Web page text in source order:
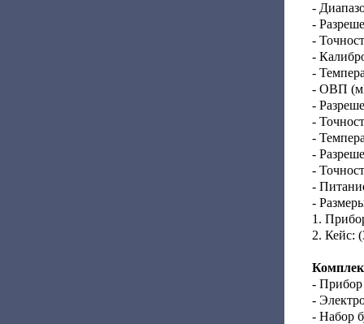
-
-
-
-
-
- ОВП
-
-
-
-
-
-
-
1.
2. Кейс:
- Прибор
-
- Набор